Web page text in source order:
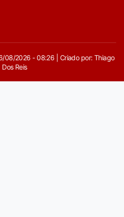
2026 - 08:26 | Criado por: Thiago
Dos Reis